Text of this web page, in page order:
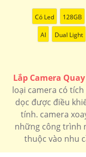
1.600.000 VNĐĐộ phân
LẮP CAMERA
Camera xoay 360
đình thường tích
xoay 360 chuyên
là camera
Có Led 128GB
AI Dual Light
Lắp Camera
loại camera có
dọc được điều
tính. camera
những công trình
thuộc vào nhu